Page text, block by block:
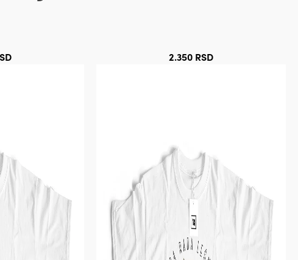
2.350 RSD